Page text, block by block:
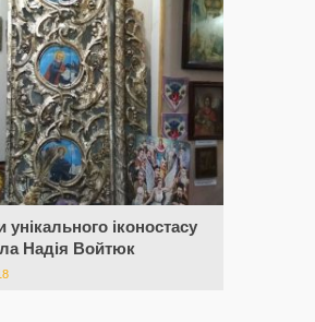
іконостасу
Надія Войтюк